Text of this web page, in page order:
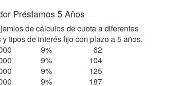
Préstamos 5 Años
de cálculos de cuota a diferentes
y tipos de interés fijo con plazo a 5 años.
9%
62
9%
104
9%
125
9%
187